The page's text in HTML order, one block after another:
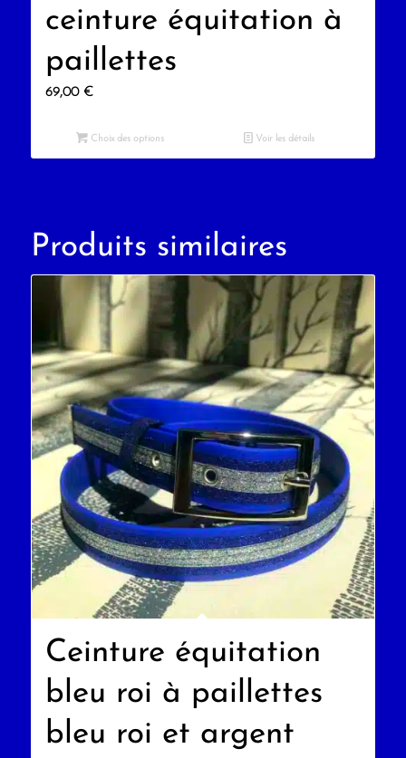
ceinture équitation à
paillettes
69,00 €
Choix des options Voir les détails
Produits similaires
Ceinture équitation
bleu roi à paillettes
bleu roi et argent